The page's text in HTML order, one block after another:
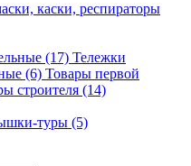
каски, респираторы
(17) Тележки
(6) Товары первой
строителя (14)
туры (5)